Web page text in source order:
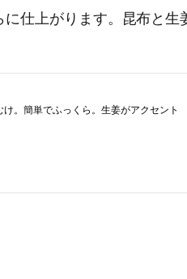
仕上がります。昆布と生